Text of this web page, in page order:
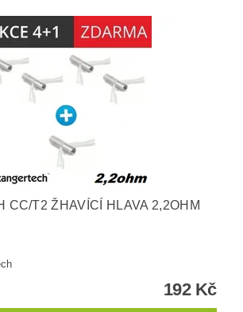
CC/T2 ŽHAVÍCÍ HLAVA 2,2OHM
192 Kč